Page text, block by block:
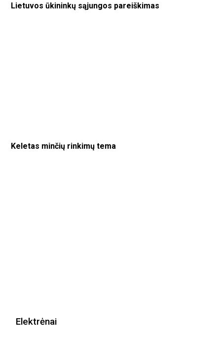
Lietuvos ūkininkų sąjungos pareiškimas
Keletas minčių rinkimų tema
Elektrėnai